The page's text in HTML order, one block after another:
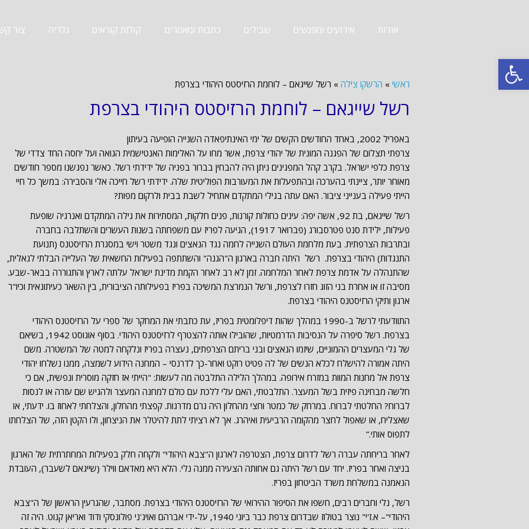
פתח סרגל נגישות
אודות אירועים ומפגשים שבילים כתבות ומאמרים קולות קוראים גלריה צור
ראשי » הרשקו צילה » רשל שייגאם – לוחמת הרזיסטס היהודי בצרפת
רשל שייגאם – לוחמת הרזיסטס היהודי בצרפת
באפריל 2002, באחד החודשים הקשים של ימי האינתיפאדה השנייה הופיעה בעיתון
צרפתי תצלום של הפגנה המונית של יהודי צרפת, אשר מחו על האלימות האנטישמית הגואה ועל יחסה החד צדדי של
צרפת כלפי ישראל. בקרב קהל המפגינים ניתן היה להבחין בברור בפניה של ידידתי רשל. כאשר נפגשנו מספר חודשים
מאוחר יותר, ציינתי בהערכה ובהתפעלות את המעורבות הפוליטית שלה. ידידתי רשל חייכה אלי והסבירה: במשך כל חיי
הייתי פעילה בענייני ציבור. האם עתה בגילי המתקדם אתחיל לשבת בבית ולרקום מפות?
רשל שייגאם, בת 92, אשה יפה: עינים כחולות קורנות, פנים חלקות, המסתירות את גילה המתקדם ואנרגיה שופעת
פעילות, ילידת סנט פטרסבורג (פברואר 1917), הגיעה לפריז עם משפחתה בשנות העשרים והשתלבה בחברה
ובתרבות הצרפתית. בעת מלחמת העולם השנייה לחמה נגד הנאצים ונגד משטר וישי במסגרת הרזיסטנס (תנועת
התנגדות) היהודי בצרפת. רשל היתה חברה בארגון ה"הגנה" והשתתפה בפעילות החשאית של העלייה הבלתי לגאלית,
שהתנהלה על אדמת צרפת לאחר המלחמה. זמן לא רב לאחר הקמת מדינת ישראל עלתה לארץ והתגוררה בבאר-שבע.
מסיבה זו או אחרת בני הזוג חזרו לצרפת, ורשל הנמרצת המשיכה בפריז בפעילותה הציבורית, בין השאר כעיתונאית וכיו"ר
ארגון ותיקי הרזיסטנס היהודי בצרפת.
התוודעתי לרשל ב-1990 במהלך שהות דיפלומטית בפריז, עת כתבתי את המחקר של ספרי על הרזיסטנס היהודי
בצרפת. רשל סיפרה על הנסיבות הדרמטיות, שהובילו אותה להצטרף לרזיסטנס היהודי. בסוף אוגוסט 1942, בשיאם
של גלי המעצרים ההמוניים, שיזמו הנאצים ובני בריתם הצרפתים, נעצרה בפריז ונלקחה למטה של המשטרה. משם
היתה אמורה להישלח לכלא הנשים של לה פטיט רוקט ואחר-כך לדרנסי – המחנה הידוע לשמצה, ממנו נשלחו יהודי
צרפת אל מחנות המוות במזרח אירופה. במהלך הלילה התלבטה מה לעשות: "הייתי אז חזקה מוסרית ונפשית, אם כי
חלשה מבחינה פיזית בשל המעצר. התלבטתי, האם עלי ללכת עם כולם למחנה המעצר ולהגיש שם עזרה או לנסות
לברוח? החלטתי לברוח. במרחק של כמטר וחצי מהחלון היה גרם מדרגות. קפצתי מהחלון, והצלחתי לאחוז בו. ידעתי, או
שאצליח, או שאפול לחצר מהקומה הרביעית ואיהרג. אך לא רציתי לתת להיטלר את הניצחון, ולו הקטן הזה, של הצלחתו
לתפוס אותי.”
לאחר בריחתה עברה רשל לדרום צרפת, הצטרפה לארגון ה"צבא היהודי" ולקחה חלק בפעילות המחתרתית של הארגון
בניצה ואחר בפריז. יחד עם רשל היתה גם אחותה הצעירה ממנה נלי. הלא היא מאדאם ווילר (שייגאם לשעבר), העובדת
הנאמנה במשלחת משרד הביטחון בפריז.
רשל, נלי וחברים רבים, חשפו את הסיפור ההירואי של הרזיסטנס היהודי בצרפת. מסתבר, שהגרעין הראשון של ה"צבא
היהודי"– א.ז'י" נוצר בטולוז שבדרום צרפת כבר ביוני 1940, על-ידי אברהם ואויג'ני פולונסקי ודוד ואריאן קנוט. היה זה